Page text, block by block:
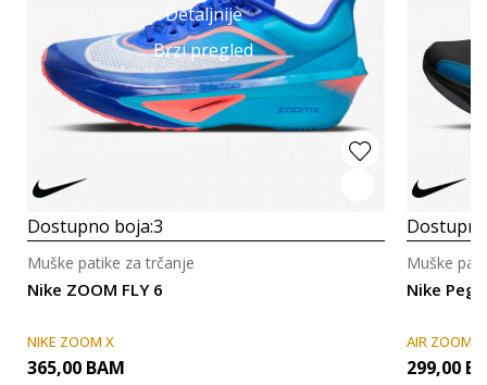
Detaljnije
Brzi pregled
Dostupno boja:3
Nike ZOOM FLY 6
Muške patike za trčanje
NIKE ZOOM X
365,00 BAM
Nike
Muške
AIR ZOOM
299,00